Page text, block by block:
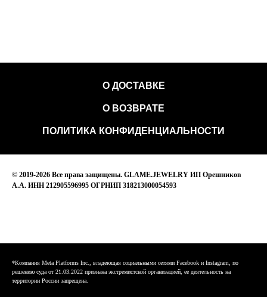
О ДОСТАВКЕ
О ВОЗВРАТЕ
ПОЛИТИКА КОНФИДЕНЦИАЛЬНОСТИ
© 2019-2026 Все права защищены. GLAME.JEWELRY ИП Орешников
А.А. ИНН 212905596995 ОГРНИП 318213000054593
*Компания Meta Platforms Inc., владеющая социальными сетями Facebook и Instagram, по
решению суда от 21.03.2022 признана экстремистской организацией, ее деятельность на
территории России запрещена.